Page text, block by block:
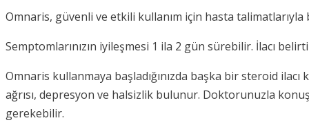
Omnaris, güvenli ve etkili kullanım için hasta
Semptomlarınızın iyileşmesi 1 ila 2 gün sürebilir. İlacı
Omnaris kullanmaya başladığınızda başka bir steroid
ağrısı, depresyon ve halsizlik bulunur. Doktorunuzla
gerekebilir.